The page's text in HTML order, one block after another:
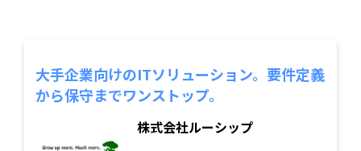
大手企業向けのITソリューション。要件定義
から保守までワンストップ。
株式会社ルーシップ